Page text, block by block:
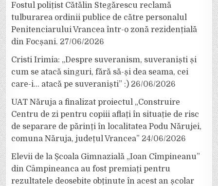
Fostul polițist Cătălin Stegărescu reclamă
tulburarea ordinii publice de către personalul
Penitenciarului Vrancea într-o zonă rezidențială
din Focșani. 27/06/2026
Cristi Irimia: „Despre suveranism, suveraniști și
cum se atacă singuri, fără să-și dea seama, cei
care-i… atacă pe suveraniști” :) 26/06/2026
UAT Năruja a finalizat proiectul „Construire
Centru de zi pentru copiii aflați în situație de risc
de separare de părinți în localitatea Podu Nărujei,
comuna Năruja, județul Vrancea” 24/06/2026
Elevii de la Școala Gimnazială „Ioan Cîmpineanu”
din Câmpineanca au fost premiați pentru
rezultatele deosebite obținute în acest an școlar